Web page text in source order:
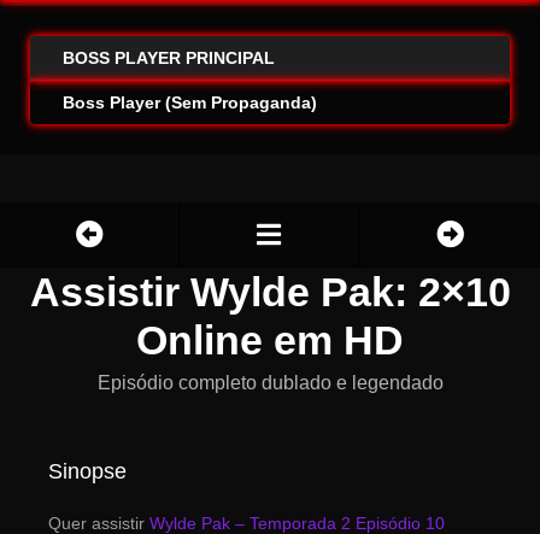
BOSS PLAYER PRINCIPAL
Boss Player (Sem Propaganda)
Assistir Wylde Pak: 2×10
Online em HD
Episódio completo dublado e legendado
Sinopse
Quer assistir Wylde Pak – Temporada 2 Episódio 10